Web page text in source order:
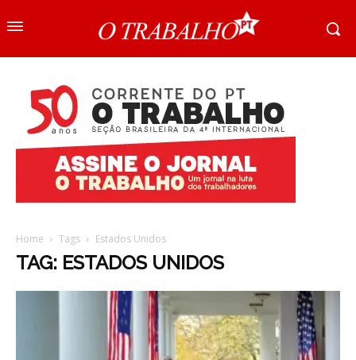
Home Tags Estados Unidos
TAG: ESTADOS UNIDOS